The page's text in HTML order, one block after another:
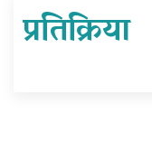
प्रतिक्रिया